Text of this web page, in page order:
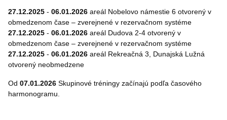
27.12.2025 - 06.01.2026 areál Nobelovo námestie 6 otvorený v
obmedzenom čase – zverejnené v rezervačnom systéme
27.12.2025 - 06.01.2026 areál Dudova 2-4 otvorený v
obmedzenom čase – zverejnené v rezervačnom systéme
27.12.2025 - 06.01.2026 areál Rekreačná 3, Dunajská Lužná
otvorený neobmedzene
Od 07.01.2026 Skupinové tréningy začínajú podľa časového
harmonogramu.